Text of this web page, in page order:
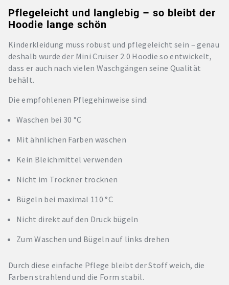
Pflegeleicht und langlebig – so bleibt der
Hoodie lange schön
Kinderkleidung muss robust und pflegeleicht sein – genau
deshalb wurde der Mini Cruiser 2.0 Hoodie so entwickelt,
dass er auch nach vielen Waschgängen seine Qualität
behält.
Die empfohlenen Pflegehinweise sind:
Waschen bei 30 °C
Mit ähnlichen Farben waschen
Kein Bleichmittel verwenden
Nicht im Trockner trocknen
Bügeln bei maximal 110 °C
Nicht direkt auf den Druck bügeln
Zum Waschen und Bügeln auf links drehen
Durch diese einfache Pflege bleibt der Stoff weich, die
Farben strahlend und die Form stabil.